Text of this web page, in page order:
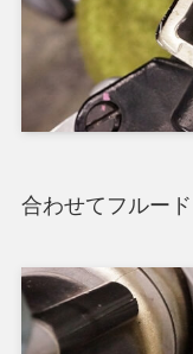
合わせてフルー